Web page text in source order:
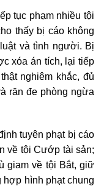
tục phạm nhiều tội
thấy bị cáo không
và tình người. Bị
xóa án tích, lại tiếp
nghiêm khắc, đủ
răn đe phòng ngừa
tuyên phạt bị cáo
về tội Cướp tài sản;
giam về tội Bắt, giữ
hợp hình phạt chung